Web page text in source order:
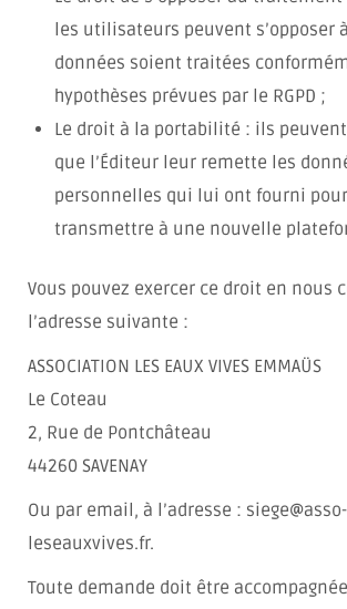
les utilisateurs peuvent s’opposer
données soient traitées
hypothèses prévues par le RGPD ;
Le droit à la portabilité : ils
que l’Éditeur leur remette les
personnelles qui lui ont fourni
transmettre à une nouvelle
Vous pouvez exercer ce droit en nous
l’adresse suivante :
ASSOCIATION LES EAUX VIVES EMMAÜS
Le Coteau
2, Rue de Pontchâteau
44260 SAVENAY
Ou par email, à l’adresse : siege@asso-
leseauxvives.fr.
Toute demande doit être